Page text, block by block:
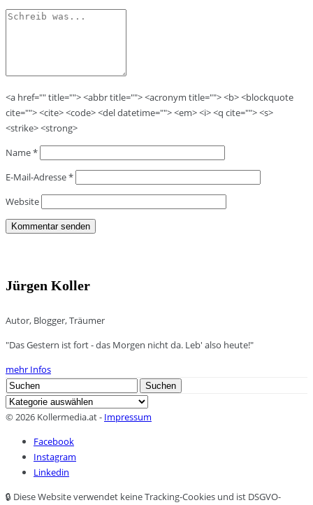
<a href="" title=""> <abbr title=""> <acronym title=""> <b> <blockquote
cite=""> <cite> <code> <del datetime=""> <em> <i> <q cite=""> <s>
<strike> <strong>
Name*
E-Mail-Adresse*
Website
Jürgen Koller
Autor, Blogger, Träumer
"Das Gestern ist fort - das Morgen nicht da. Leb' also heute!"
mehr Infos
Search
for:
Suchen
Kategorien
© 2026 Kollermedia.at - Impressum
Facebook
Instagram
Linkedin
🔒 Diese Website verwendet keine Tracking-Cookies und ist DSGVO-